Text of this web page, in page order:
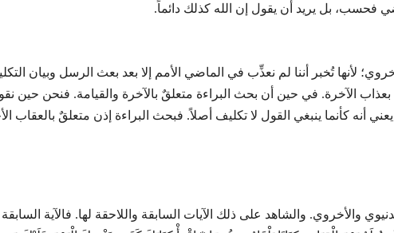
فحسب، بل يريد أن يقول إن الله كذلك دائماً.
لأنها تُخبر أننا لم نعذِّب في الماضي الأمم إلا بعد بعث الرسل وبيان
بعذاب الآخرة. في حين أن بحث البراءة متعلقٌ بالآخرة والقيامة. فنحن حين
أنه كأنما ينبغي القول لا تكليف أصلاً. فبحث البراءة إذن متعلقٌ بالعقاب